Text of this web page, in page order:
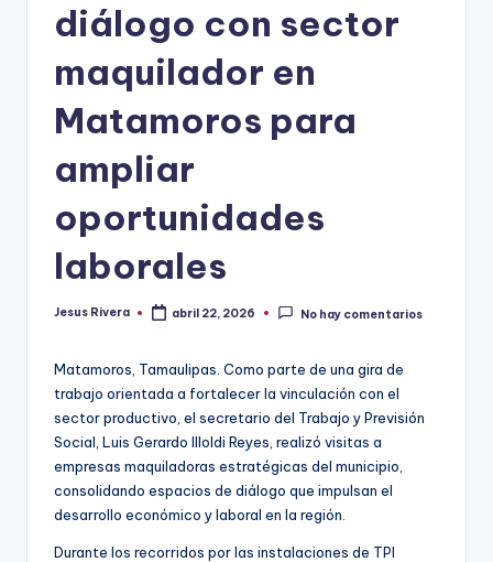
diálogo con sector
maquilador en
Matamoros para
ampliar
oportunidades
laborales
Publicado
Jesus Rivera abril 22, 2026 No hay comentarios
Matamoros, Tamaulipas. Como parte de una gira de
trabajo orientada a fortalecer la vinculación con el
sector productivo, el secretario del Trabajo y Previsión
Social, Luis Gerardo Illoldi Reyes, realizó visitas a
empresas maquiladoras estratégicas del municipio,
consolidando espacios de diálogo que impulsan el
desarrollo económico y laboral en la región.
Durante los recorridos por las instalaciones de TPI